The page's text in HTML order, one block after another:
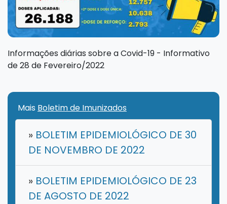
Informações diárias sobre a Covid-19 - Informativo
de 28 de Fevereiro/2022
Mais Boletim de Imunizados
» BOLETIM EPIDEMIOLÓGICO DE 30
DE NOVEMBRO DE 2022
» BOLETIM EPIDEMIOLÓGICO DE 23
DE AGOSTO DE 2022